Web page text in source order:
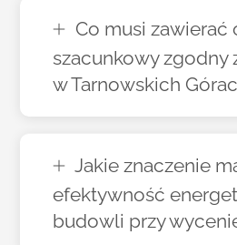
Co musi zawierać
szacunkowy zgodny
w Tarnowskich
Jakie znaczenie
efektywność
budowli przy